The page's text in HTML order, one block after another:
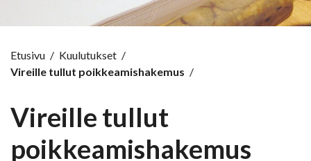
Etusivu / Kuulutukset /
Vireille tullut poikkeamishakemus /
Vireille tullut
poikkeamishakemus